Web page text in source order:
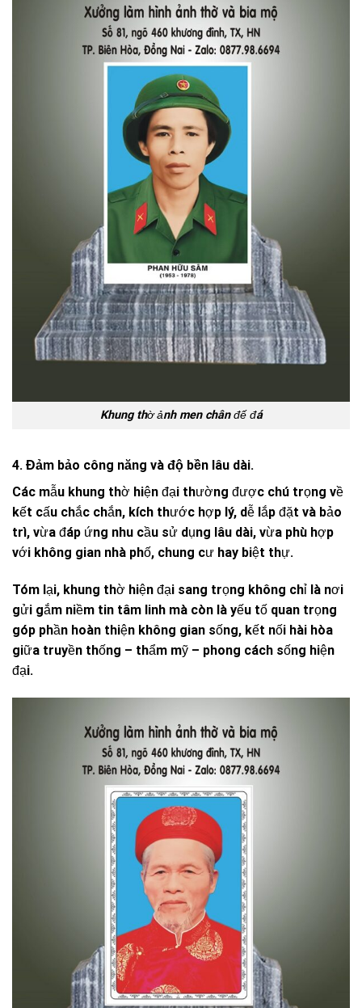
Khung thờ ảnh men chân đế đá
4. Đảm bảo công năng và độ bền lâu dài.
Các mẫu khung thờ hiện đại thường được chú trọng về
kết cấu chắc chắn, kích thước hợp lý, dễ lắp đặt và bảo
trì, vừa đáp ứng nhu cầu sử dụng lâu dài, vừa phù hợp
với không gian nhà phố, chung cư hay biệt thự.
Tóm lại, khung thờ hiện đại sang trọng không chỉ là nơi
gửi gắm niềm tin tâm linh mà còn là yếu tố quan trọng
góp phần hoàn thiện không gian sống, kết nối hài hòa
giữa truyền thống – thẩm mỹ – phong cách sống hiện
đại.